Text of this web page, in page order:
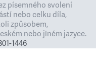
písemného svolení
nebo celku díla,
způsobem,
nebo jiném jazyce.
1446